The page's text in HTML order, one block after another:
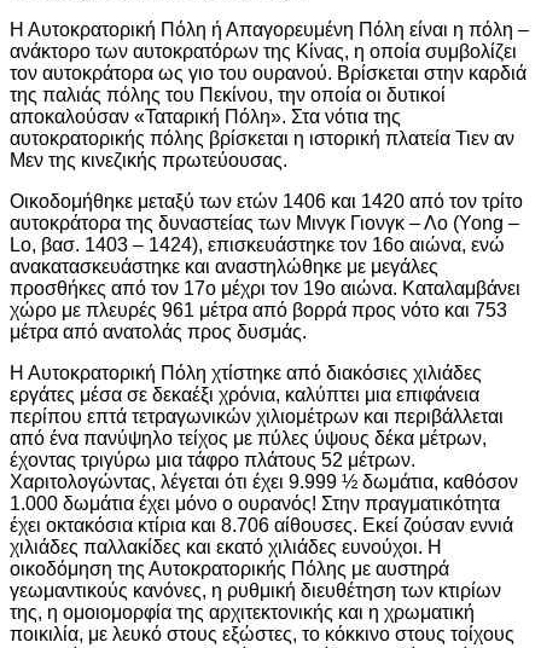
Η Αυτοκρατορική Πόλη ή Απαγορευμένη Πόλη είναι η πόλη –
ανάκτορο των αυτοκρατόρων της Κίνας, η οποία συμβολίζει
τον αυτοκράτορα ως γιο του ουρανού. Βρίσκεται στην καρδιά
της παλιάς πόλης του Πεκίνου, την οποία οι δυτικοί
αποκαλούσαν «Ταταρική Πόλη». Στα νότια της
αυτοκρατορικής πόλης βρίσκεται η ιστορική πλατεία Τιεν αν
Μεν της κινεζικής πρωτεύουσας.
Οικοδομήθηκε μεταξύ των ετών 1406 και 1420 από τον τρίτο
αυτοκράτορα της δυναστείας των Μινγκ Γιονγκ – Λο (Yong –
Lo, βασ. 1403 – 1424), επισκευάστηκε τον 16ο αιώνα, ενώ
ανακατασκευάστηκε και αναστηλώθηκε με μεγάλες
προσθήκες από τον 17ο μέχρι τον 19ο αιώνα. Καταλαμβάνει
χώρο με πλευρές 961 μέτρα από βορρά προς νότο και 753
μέτρα από ανατολάς προς δυσμάς.
Η Αυτοκρατορική Πόλη χτίστηκε από διακόσιες χιλιάδες
εργάτες μέσα σε δεκαέξι χρόνια, καλύπτει μια επιφάνεια
περίπου επτά τετραγωνικών χιλιομέτρων και περιβάλλεται
από ένα πανύψηλο τείχος με πύλες ύψους δέκα μέτρων,
έχοντας τριγύρω μια τάφρο πλάτους 52 μέτρων.
Χαριτολογώντας, λέγεται ότι έχει 9.999 ½ δωμάτια, καθόσον
1.000 δωμάτια έχει μόνο ο ουρανός! Στην πραγματικότητα
έχει οκτακόσια κτίρια και 8.706 αίθουσες. Εκεί ζούσαν εννιά
χιλιάδες παλλακίδες και εκατό χιλιάδες ευνούχοι. Η
οικοδόμηση της Αυτοκρατορικής Πόλης με αυστηρά
γεωμαντικούς κανόνες, η ρυθμική διευθέτηση των κτιρίων
της, η ομοιομορφία της αρχιτεκτονικής και η χρωματική
ποικιλία, με λευκό στους εξώστες, το κόκκινο στους τοίχους